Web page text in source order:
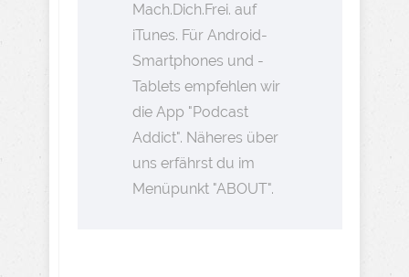
Mach.Dich.Frei. auf
iTunes. Für Android-
Smartphones und -
Tablets empfehlen wir
die App "Podcast
Addict". Näheres über
uns erfährst du im
Menüpunkt "ABOUT".